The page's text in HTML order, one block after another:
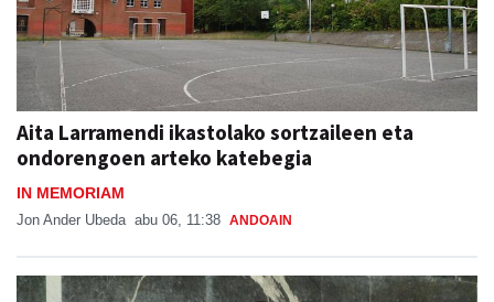
Aita Larramendi ikastolako sortzaileen eta
ondorengoen arteko katebegia
IN MEMORIAM
Jon Ander Ubeda abu 06, 11:38 ANDOAIN